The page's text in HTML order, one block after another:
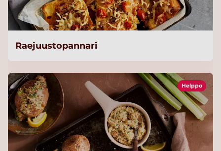
Raejuustopannari
Helppo